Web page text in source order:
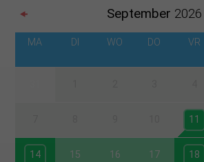
September 2026
MA DI WO DO VR
11
14 15 16 17 18